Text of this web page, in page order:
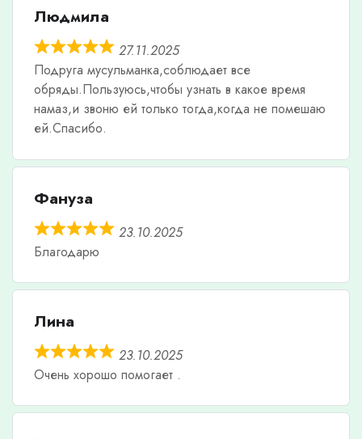
Людмила
27.11.2025
Подруга мусульманка,соблюдает все
обряды.Пользуюсь,чтобы узнать в какое время
намаз,и звоню ей только тогда,когда не помешаю
ей.Спасибо.
Фануза
23.10.2025
Благодарю
Лина
23.10.2025
Очень хорошо помогает .